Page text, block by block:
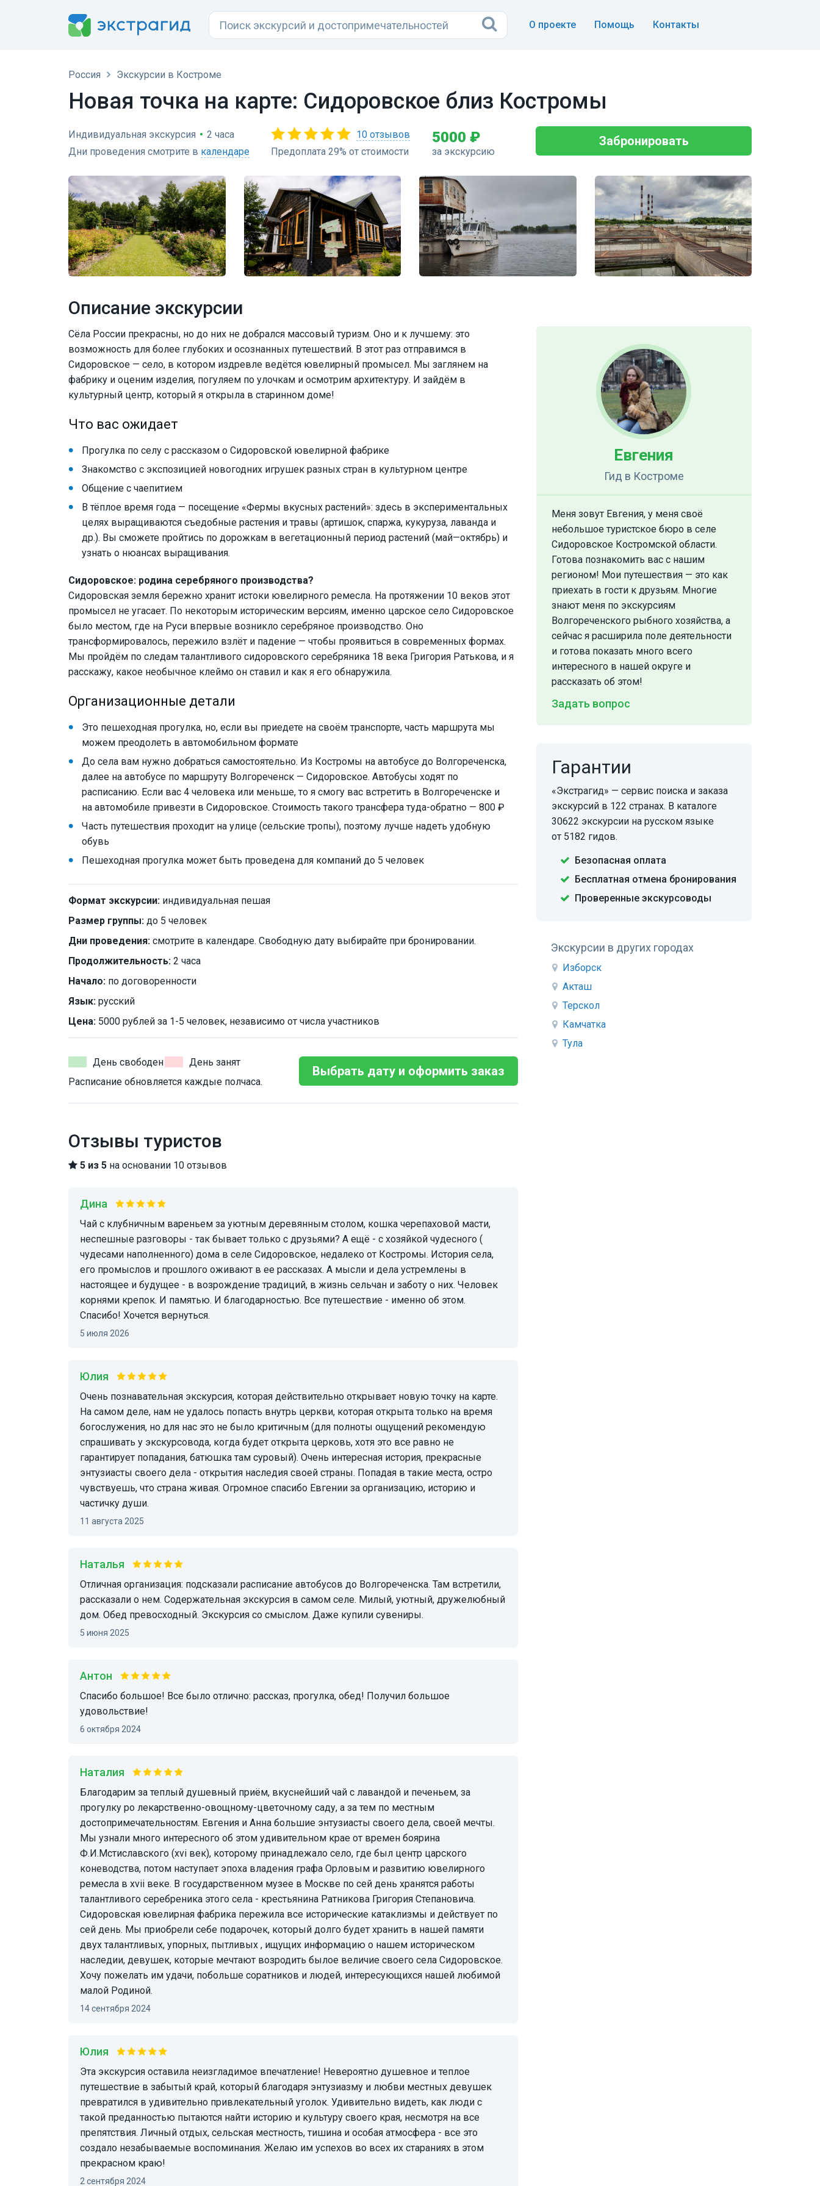
О проекте Помощь Контакты
Россия Экскурсии в Костроме
Новая точка на карте: Сидоровское близ Костромы
Индивидуальная экскурсия • 2 часа
Дни проведения смотрите в календаре
10 отзывов
Предоплата 29% от стоимости
5000 ₽
за экскурсию
Забронировать
Описание экскурсии
Сёла России прекрасны, но до них не добрался массовый туризм. Оно и к лучшему: это
возможность для более глубоких и осознанных путешествий. В этот раз отправимся в
Сидоровское — село, в котором издревле ведётся ювелирный промысел. Мы заглянем на
фабрику и оценим изделия, погуляем по улочкам и осмотрим архитектуру. И зайдём в
культурный центр, который я открыла в старинном доме!
Что вас ожидает
Прогулка по селу с рассказом о Сидоровской ювелирной фабрике
Знакомство с экспозицией новогодних игрушек разных стран в культурном центре
Общение с чаепитием
В тёплое время года — посещение «Фермы вкусных растений»: здесь в экспериментальных
целях выращиваются съедобные растения и травы (артишок, спаржа, кукуруза, лаванда и
др.). Вы сможете пройтись по дорожкам в вегетационный период растений (май—октябрь) и
узнать о нюансах выращивания.
Сидоровское: родина серебряного производства?
Сидоровская земля бережно хранит истоки ювелирного ремесла. На протяжении 10 веков этот
промысел не угасает. По некоторым историческим версиям, именно царское село Сидоровское
было местом, где на Руси впервые возникло серебряное производство. Оно
трансформировалось, пережило взлёт и падение — чтобы проявиться в современных формах.
Мы пройдём по следам талантливого сидоровского серебряника 18 века Григория Ратькова, и я
расскажу, какое необычное клеймо он ставил и как я его обнаружила.
Организационные детали
Это пешеходная прогулка, но, если вы приедете на своём транспорте, часть маршрута мы
можем преодолеть в автомобильном формате
До села вам нужно добраться самостоятельно. Из Костромы на автобусе до Волгореченска,
далее на автобусе по маршруту Волгореченск — Сидоровское. Автобусы ходят по
расписанию. Если вас 4 человека или меньше, то я смогу вас встретить в Волгореченске и
на автомобиле привезти в Сидоровское. Стоимость такого трансфера туда-обратно — 800 ₽
Часть путешествия проходит на улице (сельские тропы), поэтому лучше надеть удобную
обувь
Пешеходная прогулка может быть проведена для компаний до 5 человек
Формат экскурсии: индивидуальная пешая
Размер группы: до 5 человек
Дни проведения: смотрите в календаре. Свободную дату выбирайте при бронировании.
Продолжительность: 2 часа
Начало: по договоренности
Язык: русский
Цена: 5000 рублей за 1-5 человек, независимо от числа участников
День свободен
День занят
Расписание обновляется каждые полчаса.
Выбрать дату и оформить заказ
Отзывы туристов
5 из 5 на основании 10 отзывов
Дина
Чай с клубничным вареньем за уютным деревянным столом, кошка черепаховой масти,
неспешные разговоры - так бывает только с друзьями? А ещё - с хозяйкой чудесного (
чудесами наполненного) дома в селе Сидоровское, недалеко от Костромы. История села,
его промыслов и прошлого оживают в ее рассказах. А мысли и дела устремлены в
настоящее и будущее - в возрождение традиций, в жизнь сельчан и заботу о них. Человек
корнями крепок. И памятью. И благодарностью. Все путешествие - именно об этом.
Спасибо! Хочется вернуться.
5 июля 2026
Юлия
Очень познавательная экскурсия, которая действительно открывает новую точку на карте.
На самом деле, нам не удалось попасть внутрь церкви, которая открыта только на время
богослужения, но для нас это не было критичным (для полноты ощущений рекомендую
спрашивать у экскурсовода, когда будет открыта церковь, хотя это все равно не
гарантирует попадания, батюшка там суровый). Очень интересная история, прекрасные
энтузиасты своего дела - открытия наследия своей страны. Попадая в такие места, остро
чувствуешь, что страна живая. Огромное спасибо Евгении за организацию, историю и
частичку души.
11 августа 2025
Наталья
Отличная организация: подсказали расписание автобусов до Волгореченска. Там встретили,
рассказали о нем. Содержательная экскурсия в самом селе. Милый, уютный, дружелюбный
дом. Обед превосходный. Экскурсия со смыслом. Даже купили сувениры.
5 июня 2025
Антон
Спасибо большое! Все было отлично: рассказ, прогулка, обед! Получил большое
удовольствие!
6 октября 2024
Наталия
Благодарим за теплый душевный приём, вкуснейший чай с лавандой и печеньем, за
прогулку ро лекарственно-овощному-цветочному саду, а за тем по местным
достопримечательностям. Евгения и Анна большие энтузиасты своего дела, своей мечты.
Мы узнали много интересного об этом удивительном крае от времен боярина
Ф.И.Мстиславского (xvi век), которому принадлежало село, где был центр царского
коневодства, потом наступает эпоха владения графа Орловым и развитию ювелирного
ремесла в xvii веке. В государственном музее в Москве по сей день хранятся работы
талантливого серебреника этого села - крестьянина Ратникова Григория Степановича.
Сидоровская ювелирная фабрика пережила все исторические катаклизмы и действует по
сей день. Мы приобрели себе подарочек, который долго будет хранить в нашей памяти
двух талантливых, упорных, пытливых , ищущих информацию о нашем историческом
наследии, девушек, которые мечтают возродить былое величие своего села Сидоровское.
Хочу пожелать им удачи, побольше соратников и людей, интересующихся нашей любимой
малой Родиной.
14 сентября 2024
Юлия
Эта экскурсия оставила неизгладимое впечатление! Невероятно душевное и теплое
путешествие в забытый край, который благодаря энтузиазму и любви местных девушек
превратился в удивительно привлекательный уголок. Удивительно видеть, как люди с
такой преданностью пытаются найти историю и культуру своего края, несмотря на все
препятствия. Личный отдых, сельская местность, тишина и особая атмосфера - все это
создало незабываемые воспоминания. Желаю им успехов во всех их стараниях в этом
прекрасном краю!
2 сентября 2024
Евгения
Гид в Костроме
Меня зовут Евгения, у меня своё
небольшое туристское бюро в селе
Сидоровское Костромской области.
Готова познакомить вас с нашим
регионом! Мои путешествия — это как
приехать в гости к друзьям. Многие
знают меня по экскурсиям
Волгореченского рыбного хозяйства, а
сейчас я расширила поле деятельности
и готова показать много всего
интересного в нашей округе и
рассказать об этом!
Задать вопрос
Гарантии
«Экстрагид» — сервис поиска и заказа
экскурсий в 122 странах. В каталоге
30622 экскурсии на русском языке
от 5182 гидов.
Безопасная оплата
Бесплатная отмена бронирования
Проверенные экскурсоводы
Экскурсии в других городах
Изборск
Акташ
Терскол
Камчатка
Тула